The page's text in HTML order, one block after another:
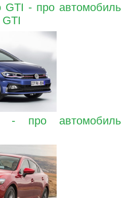
GTI - про автомобиль
- про автомобиль